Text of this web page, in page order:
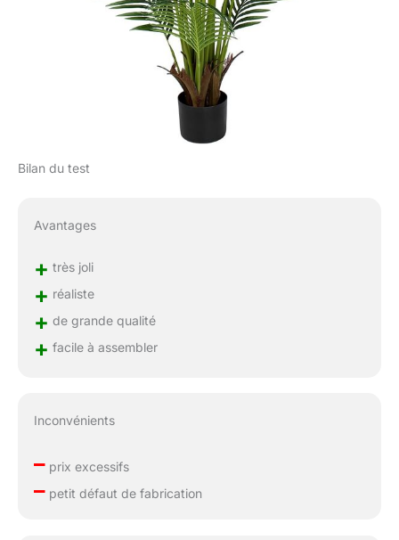
Bilan du test
Avantages
+ très joli
+ réaliste
+ de grande qualité
+ facile à assembler
Inconvénients
–prix excessifs
–petit défaut de fabrication